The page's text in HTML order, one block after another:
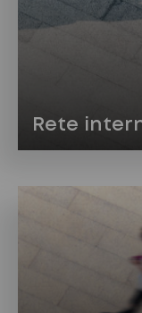
Rete